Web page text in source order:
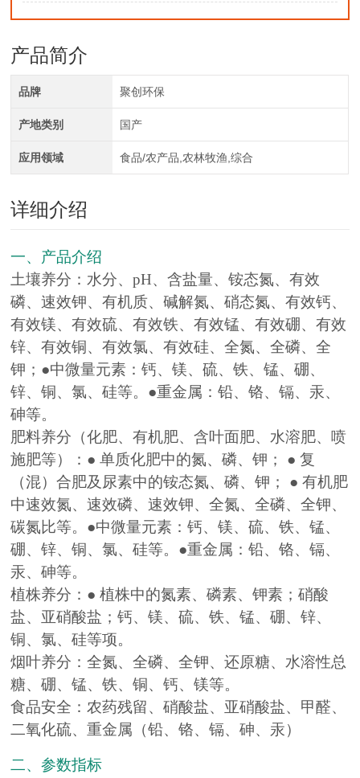
产品简介
品牌 聚创环保
产地类别 国产
应用领域 食品/农产品,农林牧渔,综合
详细介绍
一、产品介绍
土壤养分：水分、pH、含盐量、铵态氮、有效
磷、速效钾、有机质、碱解氮、硝态氮、有效钙、
有效镁、有效硫、有效铁、有效锰、有效硼、有效
锌、有效铜、有效氯、有效硅、全氮、全磷、全
钾；●中微量元素：钙、镁、硫、铁、锰、硼、
锌、铜、氯、硅等。●重金属：铅、铬、镉、汞、
砷等。
肥料养分（化肥、有机肥、含叶面肥、水溶肥、喷
施肥等）：● 单质化肥中的氮、磷、钾； ● 复
（混）合肥及尿素中的铵态氮、磷、钾； ● 有机肥
中速效氮、速效磷、速效钾、全氮、全磷、全钾、
碳氮比等。●中微量元素：钙、镁、硫、铁、锰、
硼、锌、铜、氯、硅等。●重金属：铅、铬、镉、
汞、砷等。
植株养分：● 植株中的氮素、磷素、钾素；硝酸
盐、亚硝酸盐；钙、镁、硫、铁、锰、硼、锌、
铜、氯、硅等项。
烟叶养分：全氮、全磷、全钾、还原糖、水溶性总
糖、硼、锰、铁、铜、钙、镁等。
食品安全：农药残留、硝酸盐、亚硝酸盐、甲醛、
二氧化硫、重金属（铅、铬、镉、砷、汞）
二、参数指标